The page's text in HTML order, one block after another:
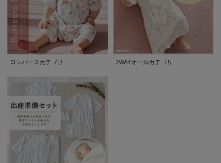
ロンパースカテゴリ 2WAYオールカテゴリ